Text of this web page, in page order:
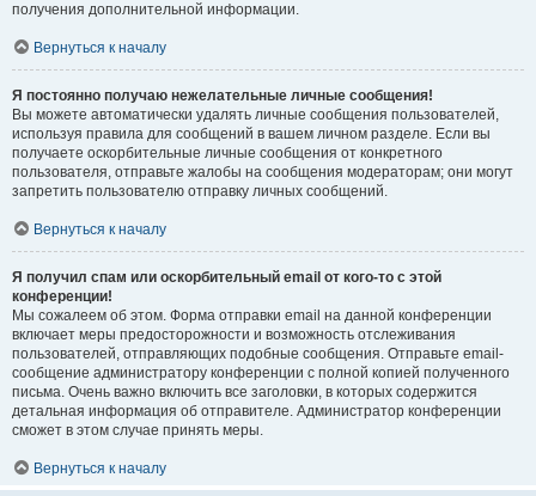
получения дополнительной информации.
Вернуться к началу
Я постоянно получаю нежелательные личные сообщения!
Вы можете автоматически удалять личные сообщения пользователей,
используя правила для сообщений в вашем личном разделе. Если вы
получаете оскорбительные личные сообщения от конкретного
пользователя, отправьте жалобы на сообщения модераторам; они могут
запретить пользователю отправку личных сообщений.
Вернуться к началу
Я получил спам или оскорбительный email от кого-то с этой
конференции!
Мы сожалеем об этом. Форма отправки email на данной конференции
включает меры предосторожности и возможность отслеживания
пользователей, отправляющих подобные сообщения. Отправьте email-
сообщение администратору конференции с полной копией полученного
письма. Очень важно включить все заголовки, в которых содержится
детальная информация об отправителе. Администратор конференции
сможет в этом случае принять меры.
Вернуться к началу